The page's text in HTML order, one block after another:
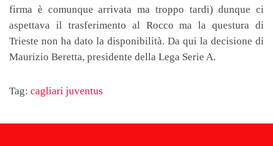
firma è comunque arrivata ma troppo tardi) dunque ci
aspettava il trasferimento al Rocco ma la questura di
Trieste non ha dato la disponibilità. Da qui la decisione di
Maurizio Beretta, presidente della Lega Serie A.
Tag: cagliari juventus